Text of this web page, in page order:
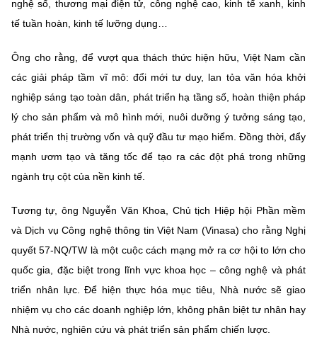
nghệ số, thương mại điện tử, công nghệ cao, kinh tế xanh, kinh
tế tuần hoàn, kinh tế lưỡng dụng…
Ông cho rằng, để vượt qua thách thức hiện hữu, Việt Nam cần
các giải pháp tầm vĩ mô: đổi mới tư duy, lan tỏa văn hóa khởi
nghiệp sáng tạo toàn dân, phát triển hạ tầng số, hoàn thiện pháp
lý cho sản phẩm và mô hình mới, nuôi dưỡng ý tưởng sáng tạo,
phát triển thị trường vốn và quỹ đầu tư mạo hiểm. Đồng thời, đẩy
mạnh ươm tạo và tăng tốc để tạo ra các đột phá trong những
ngành trụ cột của nền kinh tế.
Tương tự, ông Nguyễn Văn Khoa, Chủ tịch Hiệp hội Phần mềm
và Dịch vụ Công nghệ thông tin Việt Nam (Vinasa) cho rằng Nghị
quyết 57-NQ/TW là một cuộc cách mạng mở ra cơ hội to lớn cho
quốc gia, đặc biệt trong lĩnh vực khoa học – công nghệ và phát
triển nhân lực. Để hiện thực hóa mục tiêu, Nhà nước sẽ giao
nhiệm vụ cho các doanh nghiệp lớn, không phân biệt tư nhân hay
Nhà nước, nghiên cứu và phát triển sản phẩm chiến lược.